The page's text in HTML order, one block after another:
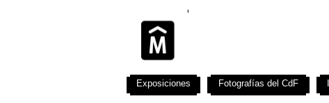
Exposiciones Fotografías del CdF